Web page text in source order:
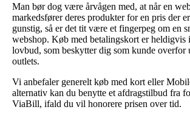
Man bør dog være årvågen med, at når en
markedsfører deres produkter for en pris der
gunstig, så er det tit være et fingerpeg om en
webshop. Køb med betalingskort er heldigvis
lovbud, som beskytter dig som kunde overfor
outlets.
Vi anbefaler generelt køb med kort eller
alternativ kan du benytte et afdragstilbud fra
ViaBill, ifald du vil honorere prisen over tid.